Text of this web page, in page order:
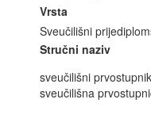
Vrsta
Sveučilišni
Stručni naziv
sveučilišni
sveučilišna